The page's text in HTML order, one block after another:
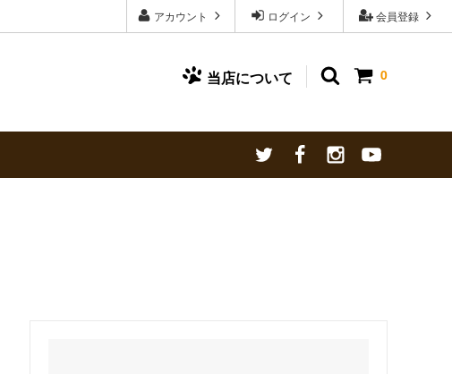
会員登録
ログイン
アカウント
0
当店について